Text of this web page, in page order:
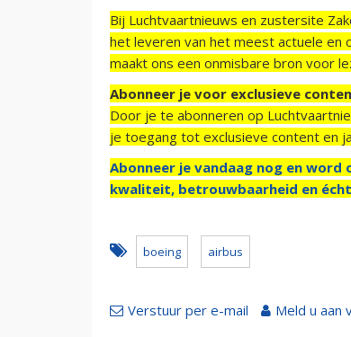
Bij Luchtvaartnieuws en zustersite
het leveren van het meest actuele en
maakt ons een onmisbare bron voor
Abonneer je voor exclusieve
Door je te abonneren op
je toegang tot exclusieve content en
Abonneer je vandaag nog en word
kwaliteit, betrouwbaarheid en
boeing airbus
Verstuur per e-mail Meld u aan